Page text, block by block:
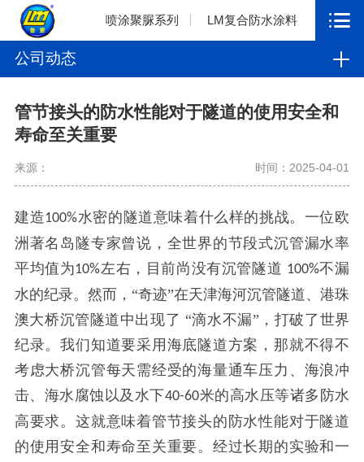
喷涂聚脲系列 LM复合防水涂料
公司动态
管节接头的防水性能对于隧道的使用安全和
寿命至关重要
来源： 时间：2025-04-01
建造100%水密的隧道意味着什么样的挑战。一位欧
洲著名岛隧专家曾说，全世界的节段式沉管漏水率
平均值为10%左右，目前尚没有沉管隧道 100%不漏
水的纪录。然而，“奇迹”在天津海河沉管隧道、港珠
澳大桥沉管隧道中出现了 “滴水不漏”，打破了世界
纪录。我们知道要采用海底隧道方案，那就不得不
考虑大桥沉管每天需经受的海量通车压力、海浪冲
击、海水腐蚀以及水下40-60米的高水压等诸多防水
高要求。这就意味着管节接头的防水性能对于隧道
的使用安全和寿命至关重要。经过长期的实验和一